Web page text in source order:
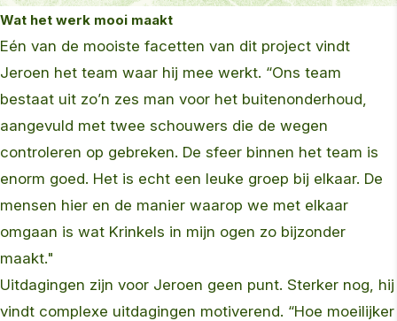
Wat het werk mooi maakt
Eén van de mooiste facetten van dit project vindt
Jeroen het team waar hij mee werkt. “Ons team
bestaat uit zo’n zes man voor het buitenonderhoud,
aangevuld met twee schouwers die de wegen
controleren op gebreken. De sfeer binnen het team is
enorm goed. Het is echt een leuke groep bij elkaar. De
mensen hier en de manier waarop we met elkaar
omgaan is wat Krinkels in mijn ogen zo bijzonder
maakt."
Uitdagingen zijn voor Jeroen geen punt. Sterker nog, hij
vindt complexe uitdagingen motiverend. “Hoe moeilijker